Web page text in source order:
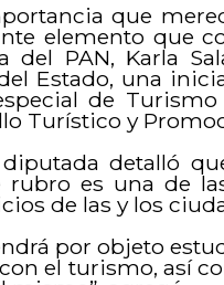
que
elemento que
del PAN, Karla
Estado, una
de
Turístico y
detalló
es una de
de las y los
por objeto
el turismo, así